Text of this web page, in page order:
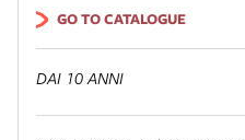
GO TO CATALOGUE
DAI 10 ANNI